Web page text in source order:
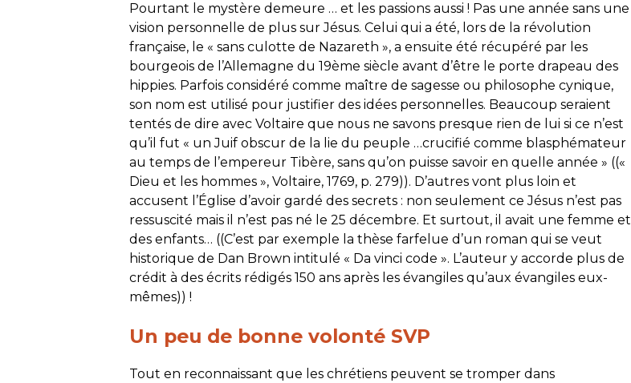
Pourtant le mystère demeure … et les passions aussi ! Pas une année sans une
vision personnelle de plus sur Jésus. Celui qui a été, lors de la révolution
française, le « sans culotte de Nazareth », a ensuite été récupéré par les
bourgeois de l’Allemagne du 19ème siècle avant d’être le porte drapeau des
hippies. Parfois considéré comme maître de sagesse ou philosophe cynique,
son nom est utilisé pour justifier des idées personnelles. Beaucoup seraient
tentés de dire avec Voltaire que nous ne savons presque rien de lui si ce n’est
qu’il fut « un Juif obscur de la lie du peuple …crucifié comme blasphémateur
au temps de l’empereur Tibère, sans qu’on puisse savoir en quelle année » ((«
Dieu et les hommes », Voltaire, 1769, p. 279)). D’autres vont plus loin et
accusent l’Église d’avoir gardé des secrets : non seulement ce Jésus n’est pas
ressuscité mais il n’est pas né le 25 décembre. Et surtout, il avait une femme et
des enfants… ((C’est par exemple la thèse farfelue d’un roman qui se veut
historique de Dan Brown intitulé « Da vinci code ». L’auteur y accorde plus de
crédit à des écrits rédigés 150 ans après les évangiles qu’aux évangiles eux-
mêmes)) !
Un peu de bonne volonté SVP
Tout en reconnaissant que les chrétiens peuvent se tromper dans